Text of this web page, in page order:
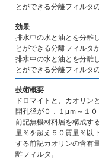
とができる分離フィルタ
効果
排水中の水と油とを分離
とができる分離フィルタ
排水中の水と油とを分離
とができる分離フィルタ
技術概要
ドロマイトと、カオリン
開孔径が０．１μｍ～１
前記無機材料層を構成す
量％を超え５０質量％以
する前記カオリンの含有
離フィルタ。